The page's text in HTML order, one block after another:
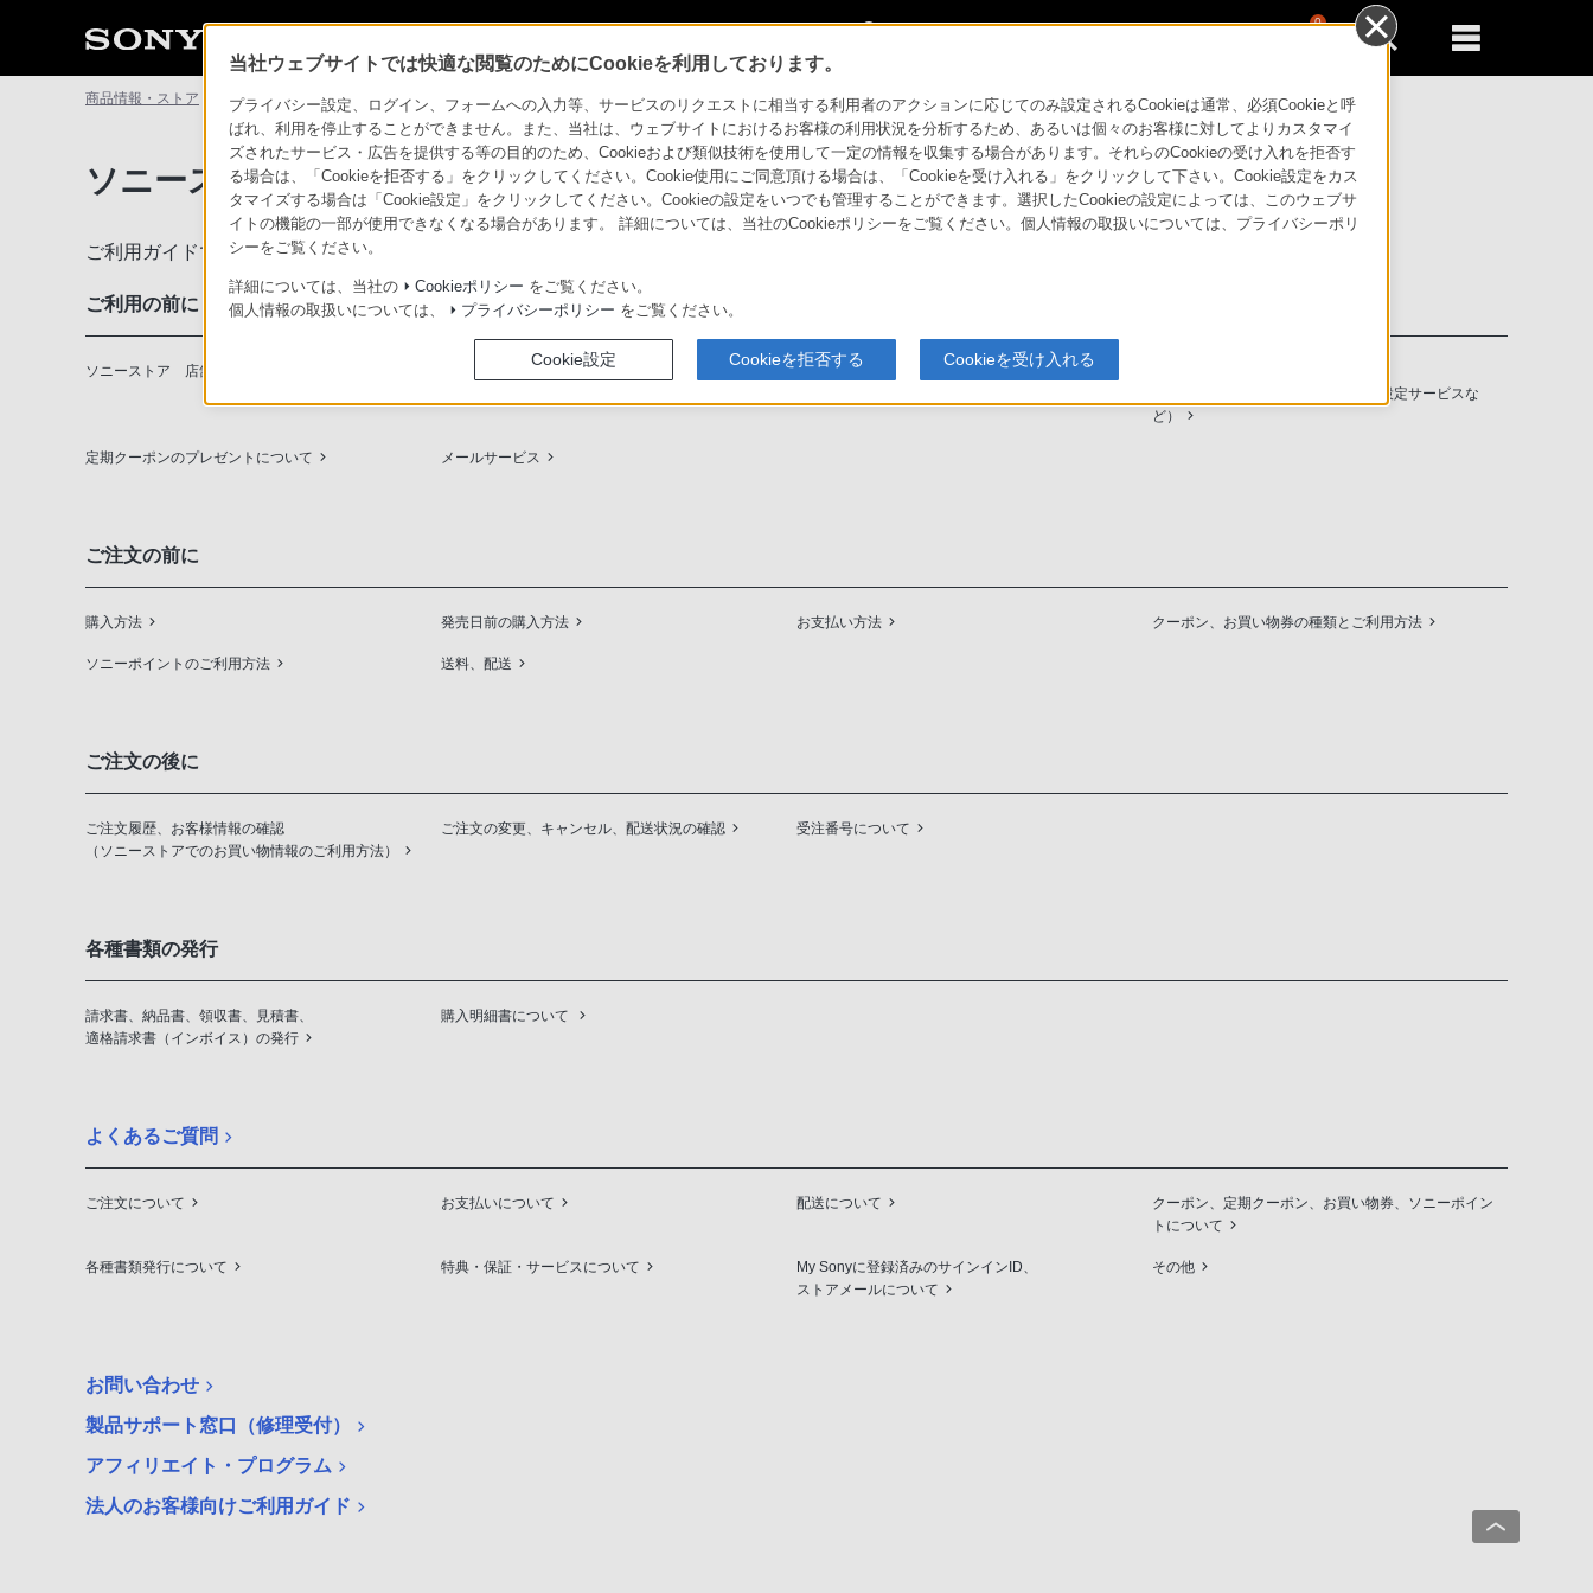
0
商品情報・ストア ソニーストアについて ソニーストアのご利用ガイド
ソニーストアのご利用ガイド
ご利用ガイドでは、ソニーストアのご利用方法・サービスに関しまとめてご案内しております。
ご利用の前に
ソニーストア 店舗のご案内 ソニーショップ（ソニーストア取次店）のご案内 My Sonyでの購入について
（長期保証、下取サービス、設置・設定サービスな
ど）
定期クーポンのプレゼントについて メールサービス
ご注文の前に
購入方法 発売日前の購入方法 お支払い方法 クーポン、お買い物券の種類とご利用方法
ソニーポイントのご利用方法 送料、配送
ご注文の後に
ご注文履歴、お客様情報の確認
（ソニーストアでのお買い物情報のご利用方法）
ご注文の変更、キャンセル、配送状況の確認 受注番号について
各種書類の発行
請求書、納品書、領収書、見積書、
適格請求書（インボイス）の発行
購入明細書について
よくあるご質問
ご注文について お支払いについて 配送について
クーポン、定期クーポン、お買い物券、ソニーポイン
トについて
各種書類発行について 特典・保証・サービスについて
My Sonyに登録済みのサインインID、
ストアメールについて
その他
お問い合わせ
製品サポート窓口（修理受付）
アフィリエイト・プログラム
法人のお客様向けご利用ガイド
当社ウェブサイトでは快適な閲覧のためにCookieを利用しております。
プライバシー設定、ログイン、フォームへの入力等、サービスのリクエストに相当する利用者のアクションに応じてのみ設定されるCookieは通常、必須Cookieと呼
ばれ、利用を停止することができません。また、当社は、ウェブサイトにおけるお客様の利用状況を分析するため、あるいは個々のお客様に対してよりカスタマイ
ズされたサービス・広告を提供する等の目的のため、Cookieおよび類似技術を使用して一定の情報を収集する場合があります。それらのCookieの受け入れを拒否す
る場合は、「Cookieを拒否する」をクリックしてください。Cookie使用にご同意頂ける場合は、「Cookieを受け入れる」をクリックして下さい。Cookie設定をカス
タマイズする場合は「Cookie設定」をクリックしてください。Cookieの設定をいつでも管理することができます。選択したCookieの設定によっては、このウェブサ
イトの機能の一部が使用できなくなる場合があります。 詳細については、当社のCookieポリシーをご覧ください。個人情報の取扱いについては、プライバシーポリ
シーをご覧ください。
詳細については、当社の Cookieポリシー をご覧ください。
個人情報の取扱いについては、
プライバシーポリシー をご覧ください。
Cookie設定 Cookieを拒否する Cookieを受け入れる